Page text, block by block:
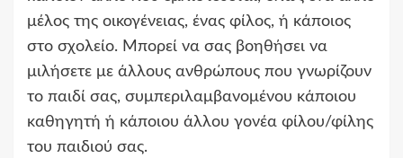
μέλος της οικογένειας, ένας φίλος, ή κάποιος
στο σχολείο. Μπορεί να σας βοηθήσει να
μιλήσετε με άλλους ανθρώπους που γνωρίζουν
το παιδί σας, συμπεριλαμβανομένου κάποιου
καθηγητή ή κάποιου άλλου γονέα φίλου/φίλης
του παιδιού σας.